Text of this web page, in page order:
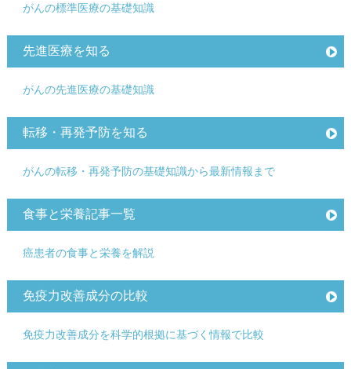
がんの標準医療の基礎知識
先進医療を知る
がんの先進医療の基礎知識
転移・再発予防を知る
がんの転移・再発予防の基礎知識から最新情報まで
食事と栄養記事一覧
癌患者の食事と栄養を解説
免疫力改善成分の比較
免疫力改善成分を科学的根拠に基づく情報で比較